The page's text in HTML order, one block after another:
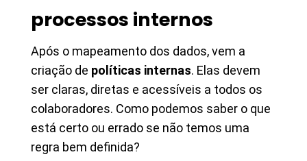
processos internos
Após o mapeamento dos dados, vem a
criação de políticas internas. Elas devem
ser claras, diretas e acessíveis a todos os
colaboradores. Como podemos saber o que
está certo ou errado se não temos uma
regra bem definida?